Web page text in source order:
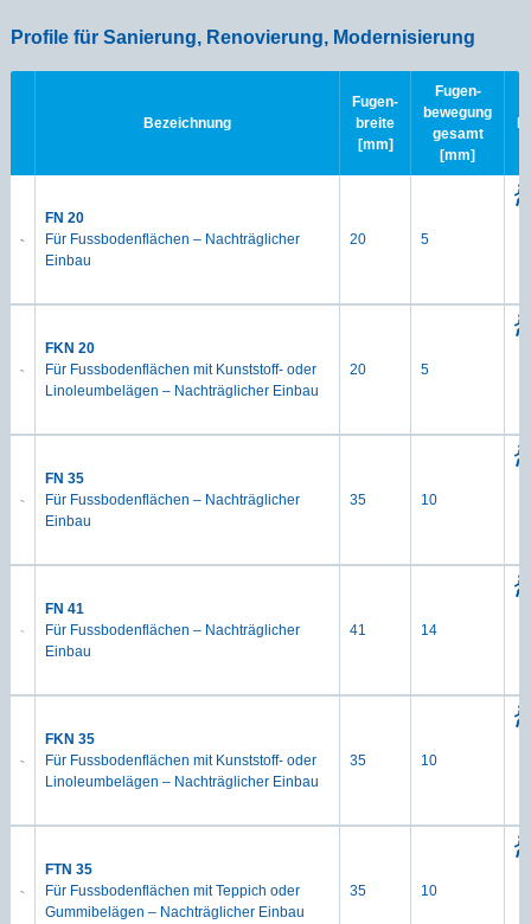
Profile für Sanierung, Renovierung, Modernisierung
Bezeichnung
Fugen-
breite
[mm]
Fugen-
bewegung
gesamt
[mm]
FN 20
Für Fussbodenflächen – Nachträglicher
Einbau
20 5
FKN 20
Für Fussbodenflächen mit Kunststoff- oder
Linoleumbelägen – Nachträglicher Einbau
20 5
FN 35
Für Fussbodenflächen – Nachträglicher
Einbau
35 10
FN 41
Für Fussbodenflächen – Nachträglicher
Einbau
41 14
FKN 35
Für Fussbodenflächen mit Kunststoff- oder
Linoleumbelägen – Nachträglicher Einbau
35 10
FTN 35
Für Fussbodenflächen mit Teppich oder
Gummibelägen – Nachträglicher Einbau
35 10